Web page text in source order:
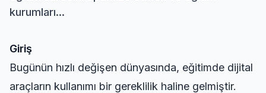
kurumları...
Giriş
Bugünün hızlı değişen dünyasında, eğitimde dijital
araçların kullanımı bir gereklilik haline gelmiştir.